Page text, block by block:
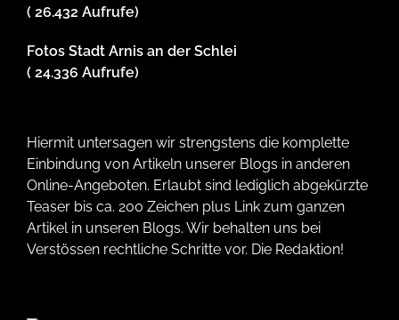
( 26.432 Aufrufe)
Fotos Stadt Arnis an der Schlei
( 24.336 Aufrufe)
Hiermit untersagen wir strengstens die komplette
Einbindung von Artikeln unserer Blogs in anderen
Online-Angeboten. Erlaubt sind lediglich abgekürzte
Teaser bis ca. 200 Zeichen plus Link zum ganzen
Artikel in unseren Blogs. Wir behalten uns bei
Verstössen rechtliche Schritte vor. Die Redaktion!